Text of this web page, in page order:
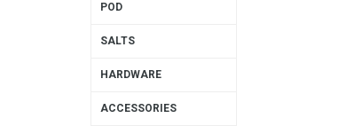
POD
SALTS
HARDWARE
ACCESSORIES